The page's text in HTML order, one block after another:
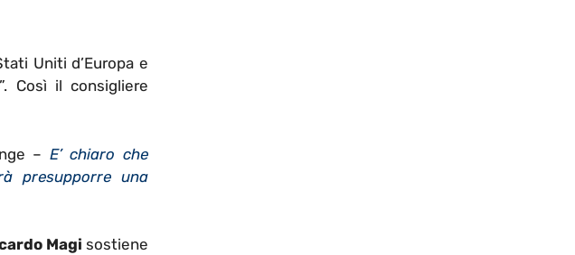
Uniti d’Europa e
Così il consigliere
– E’ chiaro che
presupporre una
Magi sostiene